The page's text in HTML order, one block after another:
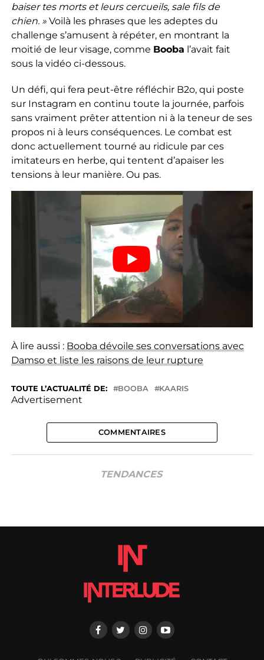
baiser tes morts et leurs cercueils, sale fils de
chien. »Voilà les phrases que les adeptes du
challenge s’amusent à répéter, en montrant la
moitié de leur visage, comme Booba l’avait fait
sous la vidéo ci-dessous.
Un défi, qui fera peut-être réfléchir B2o, qui poste
sur Instagram en continu toute la journée, parfois
sans vraiment prêter attention ni à la teneur de ses
propos ni à leurs conséquences. Le combat est
donc actuellement tourné au ridicule par ces
imitateurs en herbe, qui tentent d’apaiser les
tensions à leur manière. Ou pas.
À lire aussi : Booba dévoile ses conversations avec
Damso et liste les raisons de leur rupture
TOUTE L’ACTUALITÉ DE: BOOBA KAARIS
Advertisement
COMMENTAIRES
TENDANCES